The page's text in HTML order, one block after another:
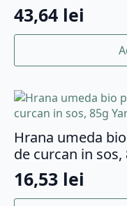
43,64 lei
Hrana umeda
de curcan in sos,
16,53 lei